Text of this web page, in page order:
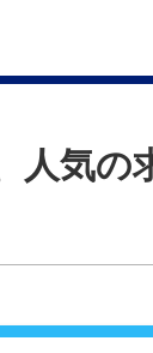
（週5日、1
神田前581
人気の